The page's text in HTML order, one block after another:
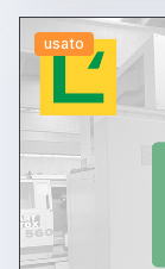
usato